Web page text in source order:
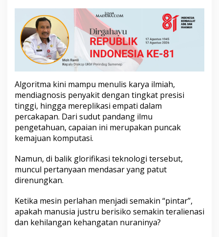
r
a
n
i
K
e
m
a
n
u
a
a
i
E
r
a
Algoritma kini mampu menulis karya ilmiah,
mendiagnosis penyakit dengan tingkat presisi
tinggi, hingga mereplikasi empati dalam
percakapan. Dari sudut pandang ilmu
pengetahuan, capaian ini merupakan puncak
kemajuan komputasi.
Namun, di balik glorifikasi teknologi tersebut,
muncul pertanyaan mendasar yang patut
direnungkan.
Ketika mesin perlahan menjadi semakin “pintar”,
apakah manusia justru berisiko semakin teralienasi
dan kehilangan kehangatan nuraninya?